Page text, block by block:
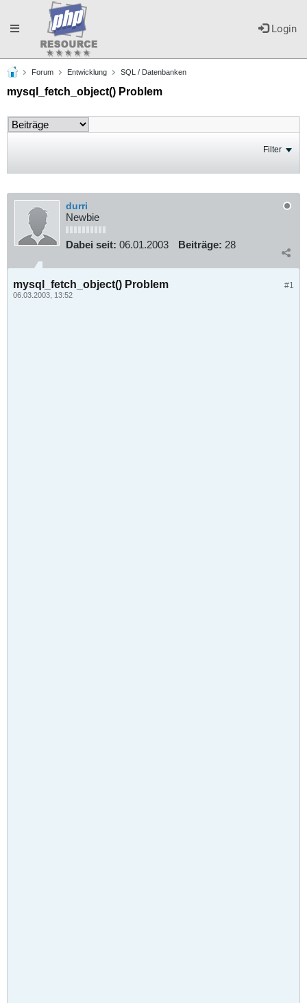
Login
Toggle
navigation
Forum Entwicklung SQL / Datenbanken
mysql_fetch_object() Problem
Filter
durri
Newbie
Dabei seit: 06.01.2003 Beiträge: 28
#1
mysql_fetch_object() Problem
06.03.2003, 13:52